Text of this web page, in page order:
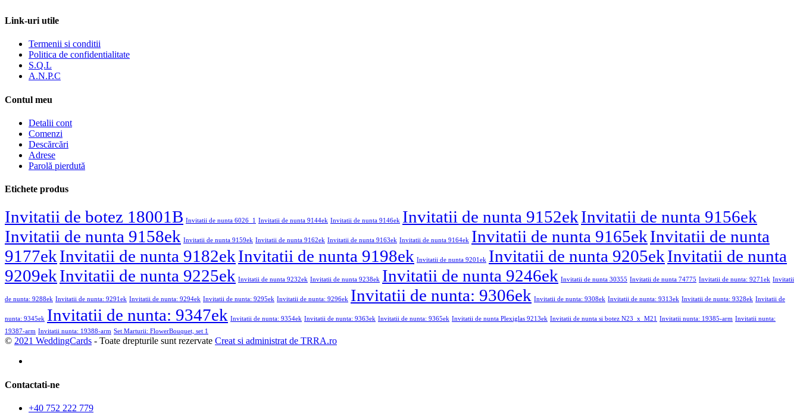
Link-uri utile
Termenii si conditii
Politica de confidentialitate
S.Q.L
A.N.P.C
Contul meu
Detalii cont
Comenzi
Descărcări
Adrese
Parolă pierdută
Etichete produs
Invitatii de botez 18001B Invitatii de nunta 6026_1 Invitatii de nunta 9144ek Invitatii de nunta 9146ek Invitatii de nunta 9152ekInvitatii de nunta 9156ek
Invitatii de nunta 9158ek Invitatii de nunta 9159ek Invitatii de nunta 9162ek Invitatii de nunta 9163ek Invitatii de nunta 9164ek Invitatii de nunta 9165ekInvitatii de nunta
9177ekInvitatii de nunta 9182ekInvitatii de nunta 9198ek Invitatii de nunta 9201ek Invitatii de nunta 9205ekInvitatii de nunta
9209ekInvitatii de nunta 9225ek Invitatii de nunta 9232ek Invitatii de nunta 9238ek Invitatii de nunta 9246ek Invitatii de nunta 30355 Invitatii de nunta 74775 Invitatii de nunta: 9271ek Invitatii
de nunta: 9288ek Invitatii de nunta: 9291ek Invitatii de nunta: 9294ek Invitatii de nunta: 9295ek Invitatii de nunta: 9296ek Invitatii de nunta: 9306ek Invitatii de nunta: 9308ek Invitatii de nunta: 9313ek Invitatii de nunta: 9328ek Invitatii de
nunta: 9345ek Invitatii de nunta: 9347ek Invitatii de nunta: 9354ek Invitatii de nunta: 9363ek Invitatii de nunta: 9365ek Invitatii de nunta Plexiglas 9213ek Invitatii de nunta si botez N23_x_M21 Invitatii nunta: 19385-arm Invitatii nunta:
19387-arm Invitatii nunta: 19388-arm Set Marturii: FlowerBouquet, set 1
© 2021 WeddingCards - Toate drepturile sunt rezervate Creat si administrat de TRRA.ro
Contactati-ne
+40 752 222 779